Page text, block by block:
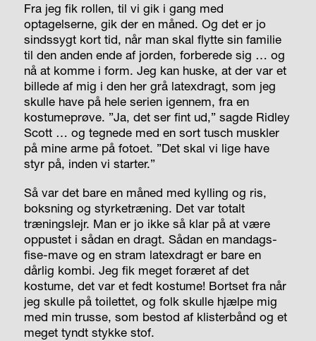
Fra jeg fik rollen, til vi gik i gang med
optagelserne, gik der en måned. Og det er jo
sindssygt kort tid, når man skal flytte sin familie
til den anden ende af jorden, forberede sig … og
nå at komme i form. Jeg kan huske, at der var et
billede af mig i den her grå latexdragt, som jeg
skulle have på hele serien igennem, fra en
kostumeprøve. ”Ja, det ser fint ud,” sagde Ridley
Scott … og tegnede med en sort tusch muskler
på mine arme på fotoet. ”Det skal vi lige have
styr på, inden vi starter.”
Så var det bare en måned med kylling og ris,
boksning og styrketræning. Det var totalt
træningslejr. Man er jo ikke så klar på at være
oppustet i sådan en dragt. Sådan en mandags-
fise-mave og en stram latexdragt er bare en
dårlig kombi. Jeg fik meget foræret af det
kostume, det var et fedt kostume! Bortset fra når
jeg skulle på toilettet, og folk skulle hjælpe mig
med min trusse, som bestod af klisterbånd og et
meget tyndt stykke stof.